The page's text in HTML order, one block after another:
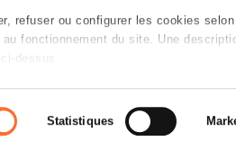
refuser ou configurer les cookies
fonctionnement du site. Une
vidéo, personnalisation de
cookies ou des cookies non
Statistiques